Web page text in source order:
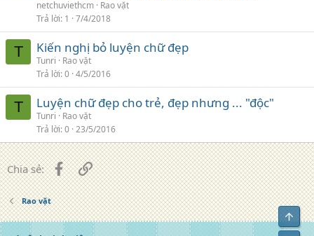
netchuviethcm Rao vặt
Trả lời 1 7/4/2018
T Kiến nghị bỏ luyện chữ đẹp
Tunri
Rao vặt
Trả lời 0 4/5/2016
T Luyện chữ đẹp cho trẻ, đẹp nhưng ... "độc"
Tunri
Rao vặt
Trả lời 0 23/5/2016
Chia sẻ: FacebookLiên kết
Rao vặt
Top